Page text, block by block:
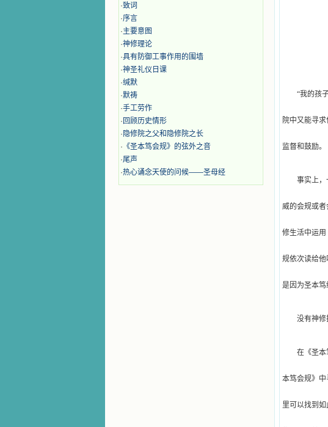
·致词
·序言
·主要意图
·神修理论
·具有防御工事作用的围墙
·神圣礼仪日课
·缄默
·默祷
·手工劳作
· 回顾历史情形
· 隐修院之父和隐修院之长
· 《圣本笃会规》的弦外之音
·尾声
·热心诵念天使的问候——圣母经
“我的孩
院中又能寻
监督和鼓励。
事实上，
威的会规或
修生活中运
规依次读给他
是因为圣本笃
没有神修
在《圣本
本笃会规》
里可以找到